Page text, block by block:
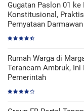
Gugatan Paslon 01
Konstitusional,
Pernyataan
Rumah Warga di
Terancam Ambruk,
Pemerintah